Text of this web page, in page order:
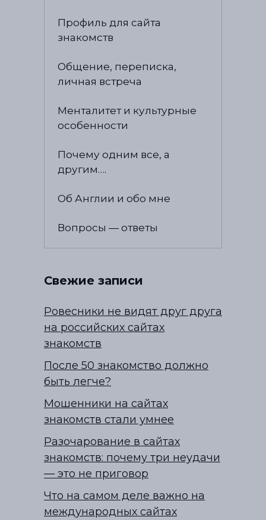
Профиль для сайта
знакомств
Общение, переписка,
личная встреча
Менталитет и культурные
особенности
Почему одним все, а
другим….
Об Англии и обо мне
Вопросы — ответы
Свежие записи
Ровесники не видят друг друга
на российских сайтах
знакомств
После 50 знакомство должно
быть легче?
Мошенники на сайтах
знакомств стали умнее
Разочарование в сайтах
знакомств: почему три неудачи
— это не приговор
Что на самом деле важно на
международных сайтах